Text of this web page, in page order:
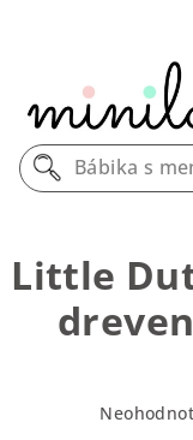
Bábika s
Little